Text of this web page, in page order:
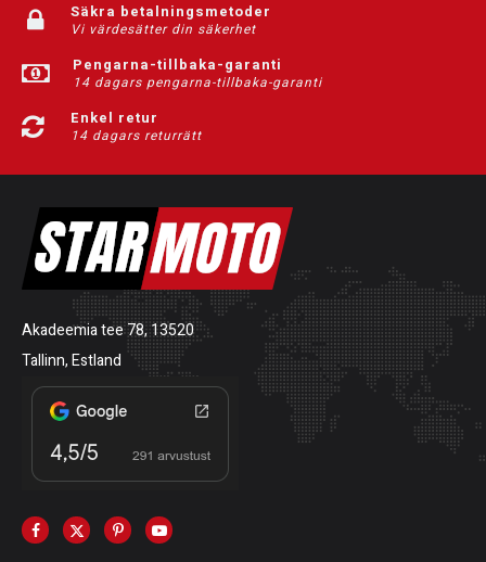
Säkra betalningsmetoder
Vi värdesätter din säkerhet
Pengarna-tillbaka-garanti
14 dagars pengarna-tillbaka-garanti
Enkel retur
14 dagars returrätt
Akadeemia tee 78, 13520
Tallinn, Estland